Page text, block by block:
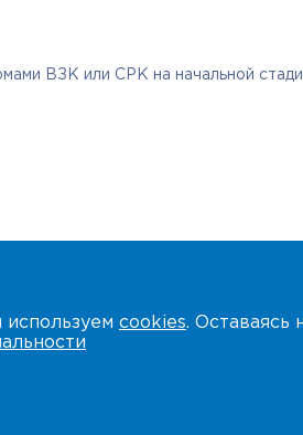
ВЗК или СРК на начальной
cookies. Оставаясь